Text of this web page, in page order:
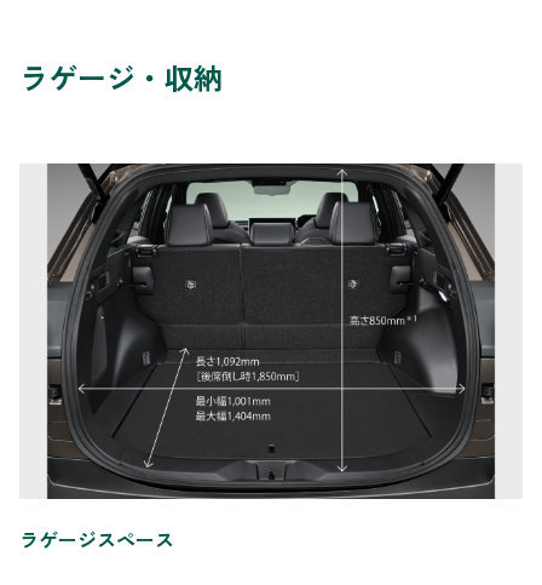
ラゲージ・収納
ラゲージスペース